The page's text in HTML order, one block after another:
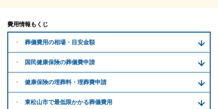
費用情報もくじ
葬儀費用の相場・目安金額
国民健康保険の葬儀費申請
健康保険の埋葬料・ 埋葬費申請
東松山市で最低限かかる葬儀費用